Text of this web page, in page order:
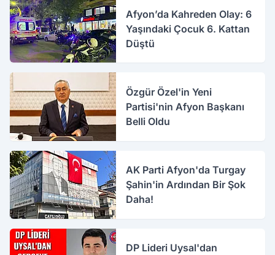
Afyon’da Kahreden Olay: 6
Yaşındaki Çocuk 6. Kattan
Düştü
Özgür Özel'in Yeni
Partisi'nin Afyon Başkanı
Belli Oldu
AK Parti Afyon'da Turgay
Şahin'in Ardından Bir Şok
Daha!
DP Lideri Uysal'dan